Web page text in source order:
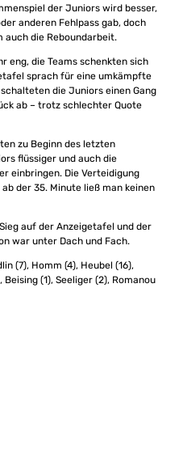
der Juniors wird besser,
anderen Fehlpass gab, doch
die Reboundarbeit.
eng, die Teams schenkten sich
sprach für eine umkämpfte
die Juniors einen Gang
ab – trotz schlechter Quote
zu Beginn des letzten
flüssiger und auch die
einbringen. Die Verteidigung
der 35. Minute ließ man keinen
auf der Anzeigetafel und der
war unter Dach und Fach.
(7), Homm (4), Heubel (16),
(1), Seeliger (2), Romanou